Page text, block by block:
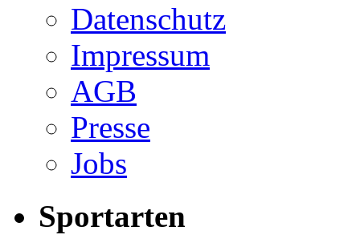
Datenschutz
Impressum
AGB
Presse
Jobs
Sportarten